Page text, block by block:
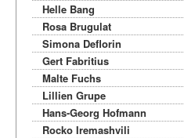
Helle Bang
Rosa Brugulat
Simona Deflorin
Gert Fabritius
Malte Fuchs
Lillien Grupe
Hans-Georg Hofmann
Rocko Iremashvili